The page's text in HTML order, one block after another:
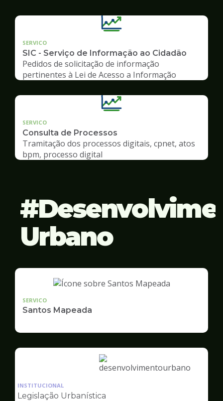
SERVICO
SIC - Serviço de Informação ao Cidadão
Pedidos de solicitação de informação
pertinentes à Lei de Acesso a Informação
SERVICO
Consulta de Processos
Tramitação dos processos digitais, cpnet, atos
bpm, processo digital
Urbano
SERVICO
Santos Mapeada
Ilustração
INSTITUCIONAL
Legislação Urbanística